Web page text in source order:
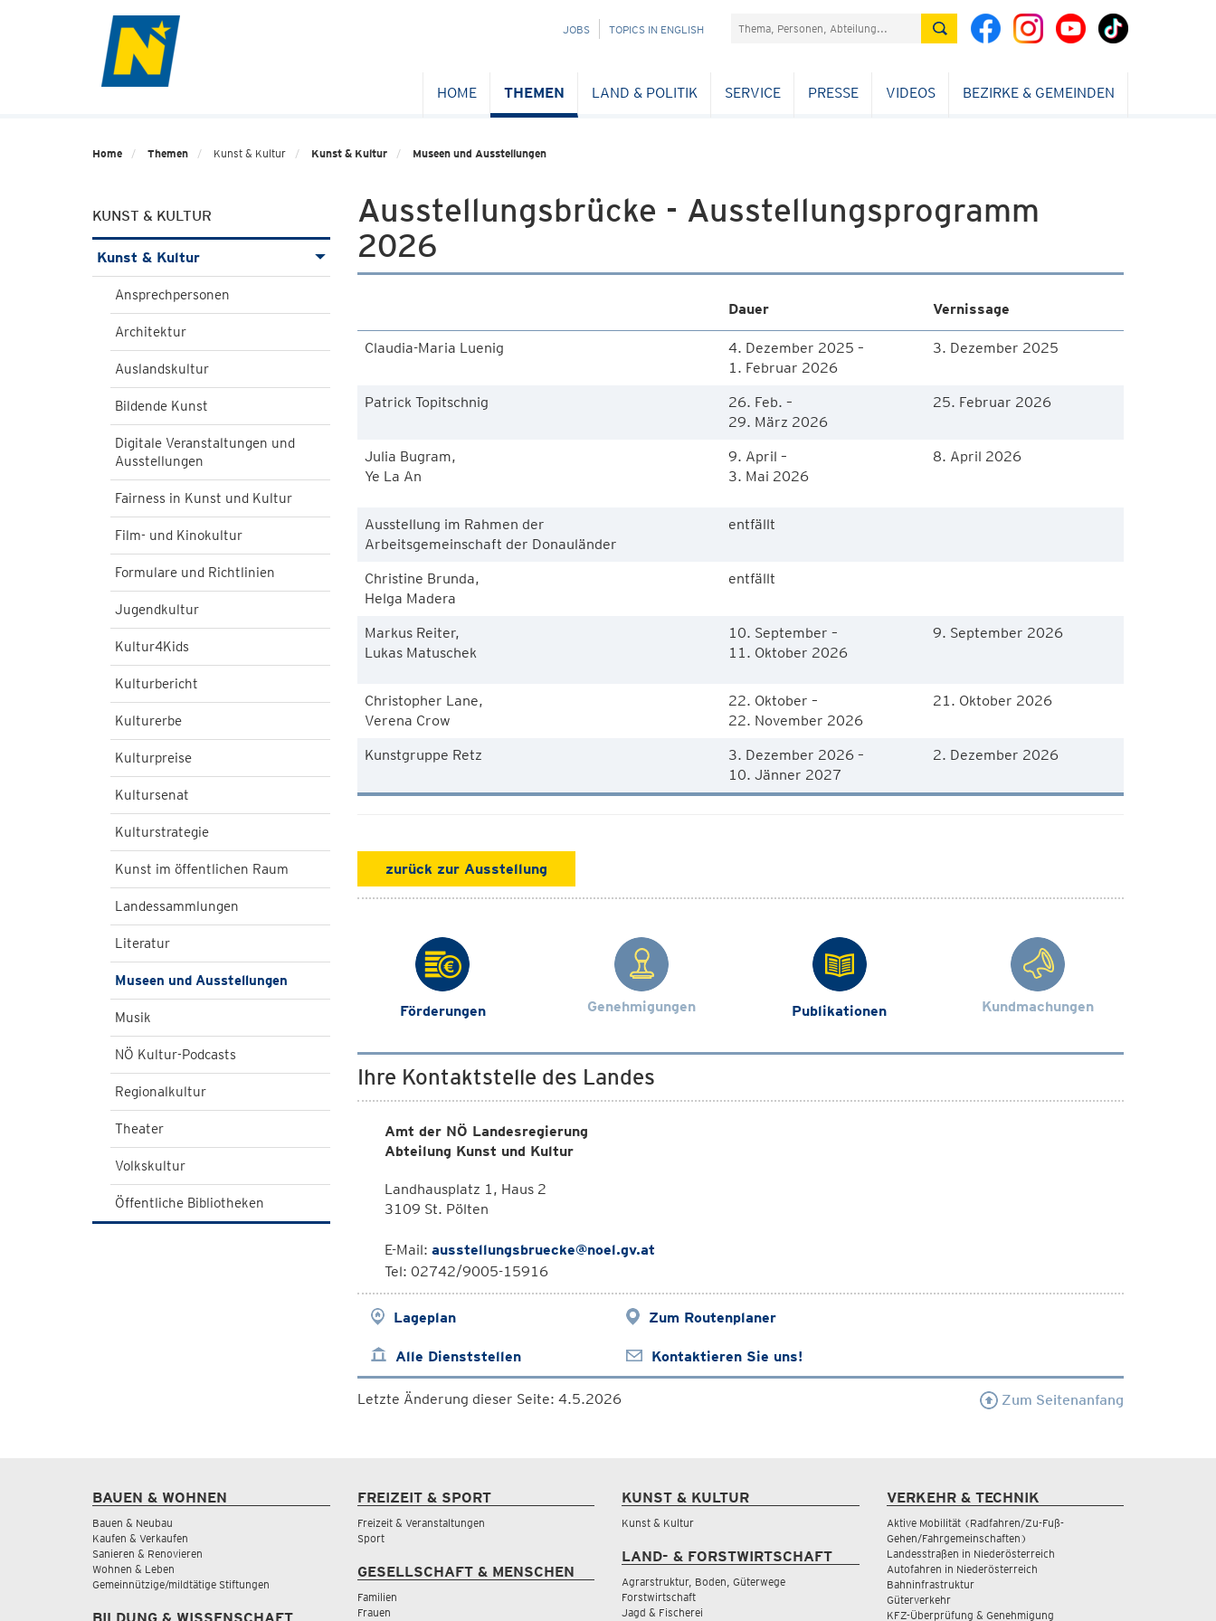
NAVIGATION
JOBS TOPICS IN ENGLISH Suchefeld
HOME THEMEN LAND & POLITIK SERVICE PRESSE VIDEOS BEZIRKE & GEMEINDEN
Home Themen Kunst & Kultur Kunst & Kultur Museen und Ausstellungen
KUNST & KULTUR
Kunst & Kultur
Ansprechpersonen
Architektur
Auslandskultur
Bildende Kunst
Digitale Veranstaltungen und
Ausstellungen
Fairness in Kunst und Kultur
Film- und Kinokultur
Formulare und Richtlinien
Jugendkultur
Kultur4Kids
Kulturbericht
Kulturerbe
Kulturpreise
Kultursenat
Kulturstrategie
Kunst im öffentlichen Raum
Landessammlungen
Literatur
Museen und Ausstellungen
Musik
NÖ Kultur-Podcasts
Regionalkultur
Theater
Volkskultur
Öffentliche Bibliotheken
Ausstellungsbrücke - Ausstellungsprogramm
2026
Dauer Vernissage
Claudia-Maria Luenig
4. Dezember 2025 –
1. Februar 2026
3. Dezember 2025
Patrick Topitschnig
26. Feb. –
29. März 2026
25. Februar 2026
Julia Bugram,
Ye La An
9. April –
3. Mai 2026
8. April 2026
Ausstellung im Rahmen der
Arbeitsgemeinschaft der Donauländer
entfällt
Christine Brunda,
Helga Madera
entfällt
Markus Reiter,
Lukas Matuschek
10. September –
11. Oktober 2026
9. September 2026
Christopher Lane,
Verena Crow
22. Oktober –
22. November 2026
21. Oktober 2026
Kunstgruppe Retz
3. Dezember 2026 –
10. Jänner 2027
2. Dezember 2026
zurück zur Ausstellung
Förderungen Genehmigungen Publikationen Kundmachungen
Ihre Kontaktstelle des Landes
Amt der NÖ Landesregierung
Abteilung Kunst und Kultur
Landhausplatz 1, Haus 2
3109 St. Pölten
E-Mail: ausstellungsbruecke@noel.gv.at
Tel: 02742/9005-15916
Lageplan Zum Routenplaner
Alle Dienststellen Kontaktieren Sie uns!
Letzte Änderung dieser Seite: 4.5.2026 Zum Seitenanfang
BAUEN & WOHNEN
Bauen & Neubau
Kaufen & Verkaufen
Sanieren & Renovieren
Wohnen & Leben
Gemeinnützige/mildtätige Stiftungen
FREIZEIT & SPORT
Freizeit & Veranstaltungen
Sport
GESELLSCHAFT & MENSCHEN
Familien
Frauen
KUNST & KULTUR
Kunst & Kultur
LAND- & FORSTWIRTSCHAFT
Agrarstruktur, Boden, Güterwege
Forstwirtschaft
Jagd & Fischerei
VERKEHR & TECHNIK
Aktive Mobilität (Radfahren/Zu-Fuß-
Gehen/Fahrgemeinschaften)
Landesstraßen in Niederösterreich
Autofahren in Niederösterreich
Bahninfrastruktur
Güterverkehr
KFZ-Überprüfung & Genehmigung